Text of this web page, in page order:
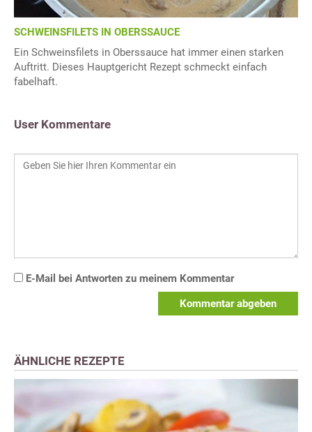
SCHWEINSFILETS IN OBERSSAUCE
Ein Schweinsfilets in Oberssauce hat immer einen starken
Auftritt. Dieses Hauptgericht Rezept schmeckt einfach
fabelhaft.
User Kommentare
E-Mail bei Antworten zu meinem Kommentar
Kommentar abgeben
ÄHNLICHE REZEPTE